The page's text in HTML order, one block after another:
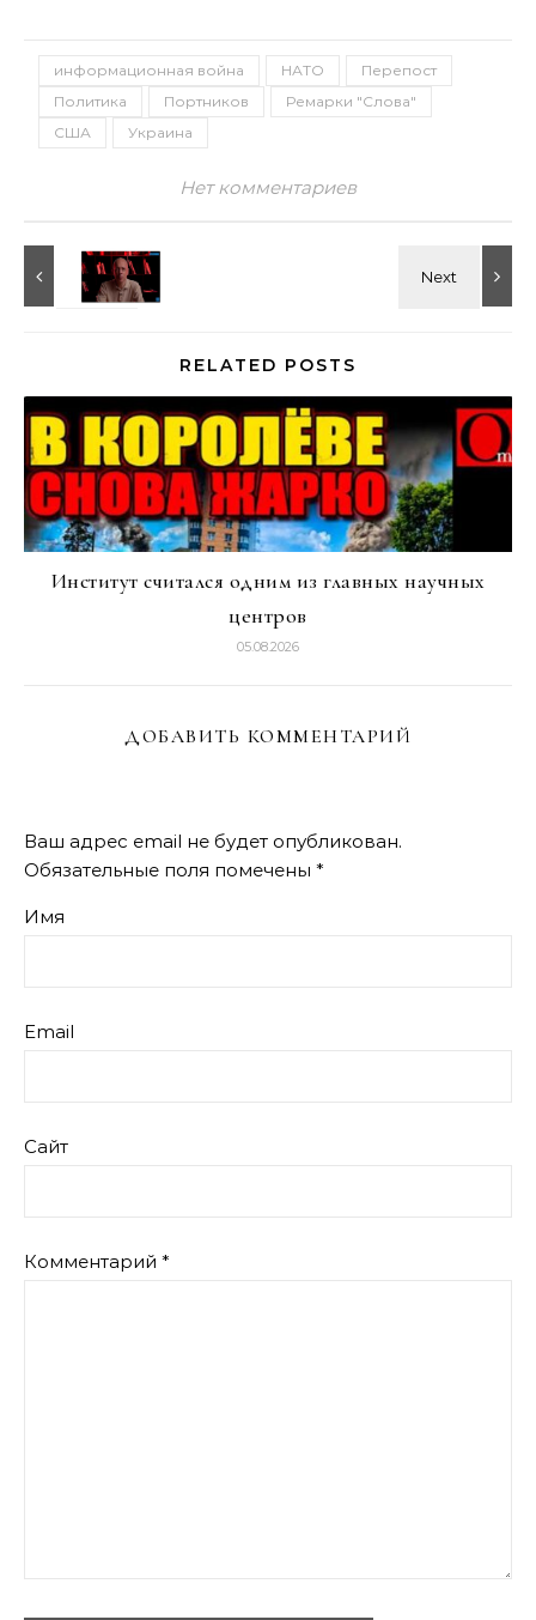
информационная война НАТО
Перепост
Политика
Портников
Ремарки "Слова"
США
Украина
Нет комментариев
RELATED POSTS
Институт считался одним из главных научных
центров
05.08.2026
ДОБАВИТЬ КОММЕНТАРИЙ
Ваш адрес email не будет опубликован.
Обязательные поля помечены *
Имя
Email
Сайт
Комментарий *